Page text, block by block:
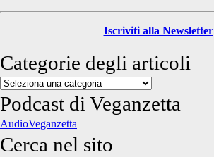
Iscriviti alla Newsletter
Categorie degli articoli
Categorie
degli
articoli
Podcast di Veganzetta
AudioVeganzetta
Cerca nel sito